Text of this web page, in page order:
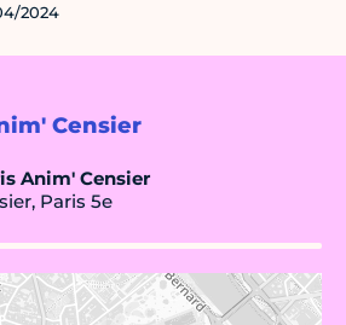
Censier
Anim' Censier
Paris 5e
2024